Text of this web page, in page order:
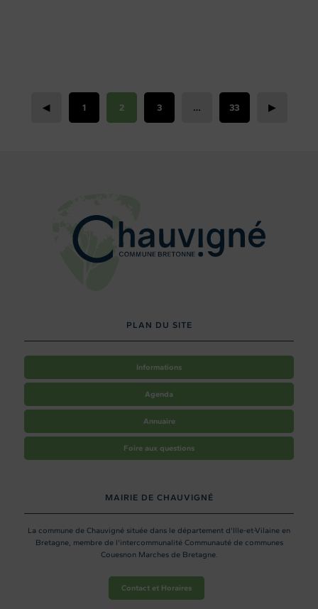
◀ 1 2 3 … 33 ▶
PLAN DU SITE
Informations
Agenda
Annuaire
Foire aux questions
MAIRIE DE CHAUVIGNÉ
La commune de Chauvigné située dans le département d'Ille-et-Vilaine en
Bretagne, membre de l'intercommunalité Communauté de communes
Couesnon Marches de Bretagne.
Contact et Horaires